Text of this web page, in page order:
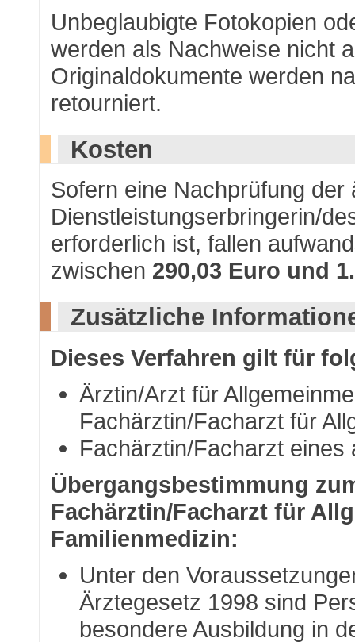
Unbeglaubigte Fotokopien
werden als Nachweise nicht
Originaldokumente werden
retourniert.
Kosten
Sofern eine Nachprüfung
Dienstleistungserbringerin/
erforderlich ist, fallen
zwischen 290,03 Euro und
Zusätzliche
Dieses Verfahren gilt für
Ärztin/Arzt für
Fachärztin/Facharzt für
Fachärztin/Facharzt
Übergangsbestimmung
Fachärztin/Facharzt für
Familienmedizin:
Unter den
Ärztegesetz 1998 sind
besondere Ausbildung in